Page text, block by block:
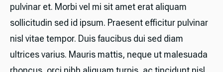
pulvinar et. Morbi vel mi sit amet erat aliquam
sollicitudin sed id ipsum. Praesent efficitur pulvinar
nisl vitae tempor. Duis faucibus dui sed diam
ultrices varius. Mauris mattis, neque ut malesuada